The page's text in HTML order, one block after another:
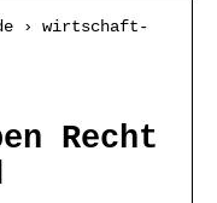
› wirtschaft-
Recht